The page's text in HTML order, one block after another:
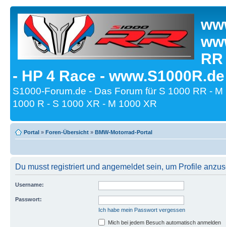
- HP 4 Race -
S1000-Forum.de - Das Forum für S 1000 RR -
1000 R - S 1000 XR - M 1000 XR
Portal » Foren-Übersicht » BMW-Motorrad-Portal
Du musst registriert und angemeldet sein, um Profile
Username:
Passwort:
Ich habe mein Passwort vergessen
Mich bei jedem Besuch automatisch anmelden